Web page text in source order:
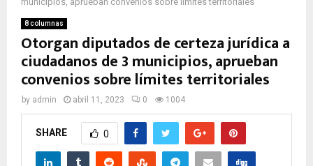
8 columnas
Otorgan diputados de certeza jurídica a
ciudadanos de 3 municipios, aprueban
convenios sobre límites territoriales
by admin abril 11, 2023 0 1004
SHARE 0